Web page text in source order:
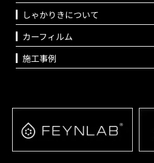
しゃかりきについて
カーフィルム
施工事例